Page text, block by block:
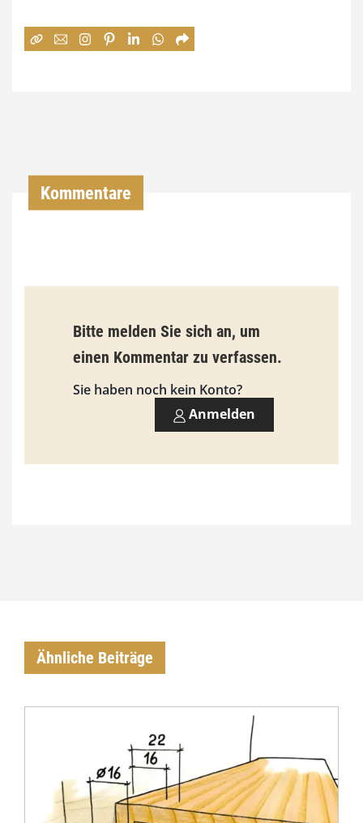
:
9
3
0
0
Kommentare
Bitte melden Sie sich an, um
einen Kommentar zu verfassen.
Sie haben noch kein Konto?
Anmelden
Ähnliche Beiträge